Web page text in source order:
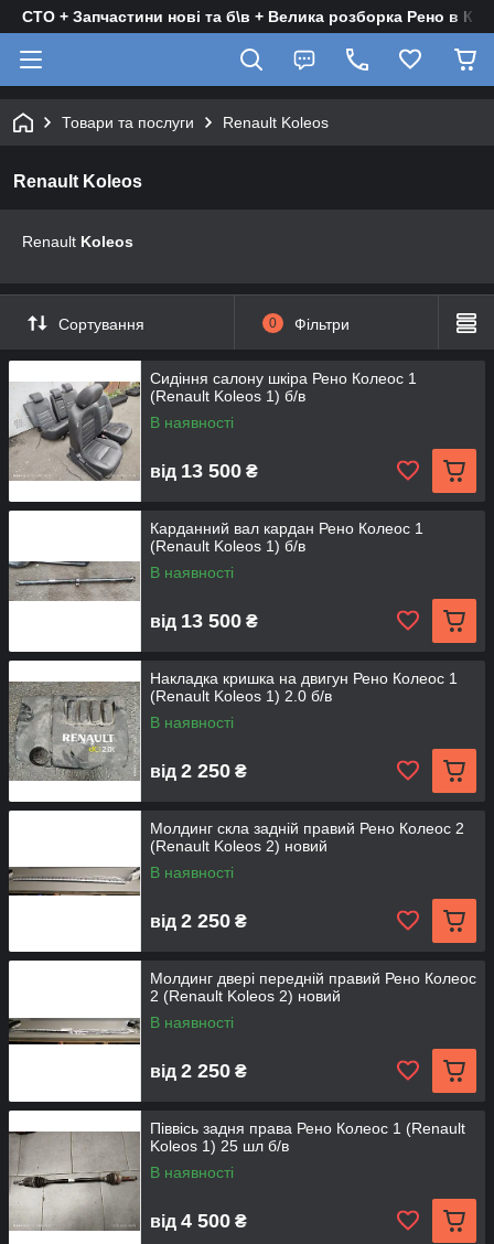
СТО + Запчастини нові та б\в + Велика розборка Рено в
Товари та послуги Renault Koleos
Renault Koleos
Renault Koleos
Сортування 0 Фільтри
Сидіння салону шкіра Рено Колеос 1
(Renault Koleos 1) б/в
В наявності
від 13 500 ₴
Карданний вал кардан Рено Колеос 1
(Renault Koleos 1) б/в
В наявності
від 13 500 ₴
Накладка кришка на двигун Рено Колеос 1
(Renault Koleos 1) 2.0 б/в
В наявності
від 2 250 ₴
Молдинг скла задній правий Рено Колеос 2
(Renault Koleos 2) новий
В наявності
від 2 250 ₴
Молдинг двері передній правий Рено Колеос
2 (Renault Koleos 2) новий
В наявності
від 2 250 ₴
Піввісь задня права Рено Колеос 1 (Renault
Koleos 1) 25 шл б/в
В наявності
від 4 500 ₴